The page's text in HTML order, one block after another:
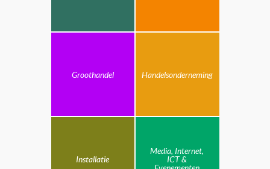
Groothandel Handelsonderneming
Installatie
Media, Internet,
ICT &